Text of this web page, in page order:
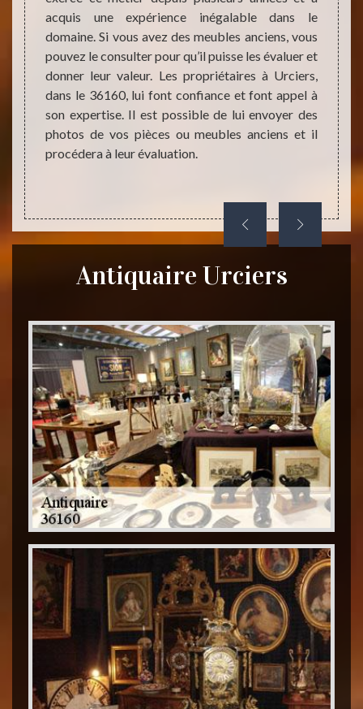
être
à
et
acquis une expérience inégalable dans le
domaine. Si vous avez des meubles anciens, vous
pouvez le consulter pour qu’il puisse les évaluer et
donner leur valeur. Les propriétaires à Urciers,
dans le 36160, lui font confiance et font appel à
son expertise. Il est possible de lui envoyer des
photos de vos pièces ou meubles anciens et il
procédera à leur évaluation.
sa
juste
Antiquaire Urciers